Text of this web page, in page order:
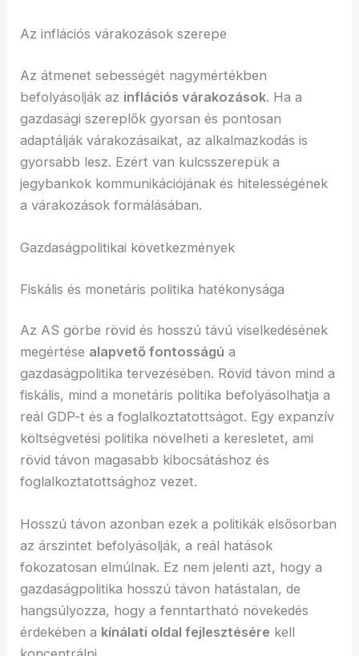
Az inflációs várakozások szerepe
Az átmenet sebességét nagymértékben
befolyásolják az inflációs várakozások. Ha a
gazdasági szereplők gyorsan és pontosan
adaptálják várakozásaikat, az alkalmazkodás is
gyorsabb lesz. Ezért van kulcsszerepük a
jegybankok kommunikációjának és hitelességének
a várakozások formálásában.
Gazdaságpolitikai következmények
Fiskális és monetáris politika hatékonysága
Az AS görbe rövid és hosszú távú viselkedésének
megértése alapvető fontosságú a
gazdaságpolitika tervezésében. Rövid távon mind a
fiskális, mind a monetáris politika befolyásolhatja a
reál GDP-t és a foglalkoztatottságot. Egy expanzív
költségvetési politika növelheti a keresletet, ami
rövid távon magasabb kibocsátáshoz és
foglalkoztatottsághoz vezet.
Hosszú távon azonban ezek a politikák elsősorban
az árszintet befolyásolják, a reál hatások
fokozatosan elmúlnak. Ez nem jelenti azt, hogy a
gazdaságpolitika hosszú távon hatástalan, de
hangsúlyozza, hogy a fenntartható növekedés
érdekében a kínálati oldal fejlesztésére kell